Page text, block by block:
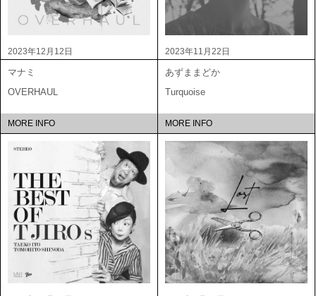
2023年12月12日
マナミ
OVERHAUL
MORE INFO
2023年11月22日
あずままどか
Turquoise
MORE INFO